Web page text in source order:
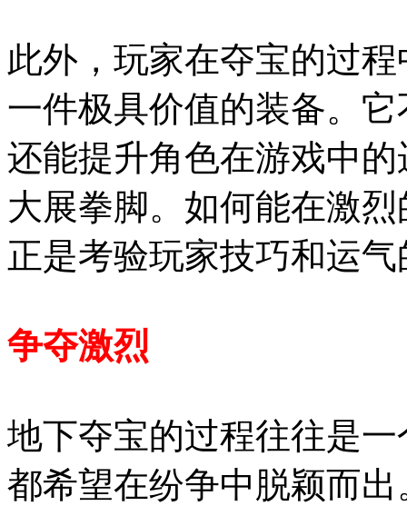
此外，玩家在夺宝的过
一件极具价值的装备。
还能提升角色在游戏中
大展拳脚。如何能在激
正是考验玩家技巧和运
争夺激烈
地下夺宝的过程往往是
都希望在纷争中脱颖而